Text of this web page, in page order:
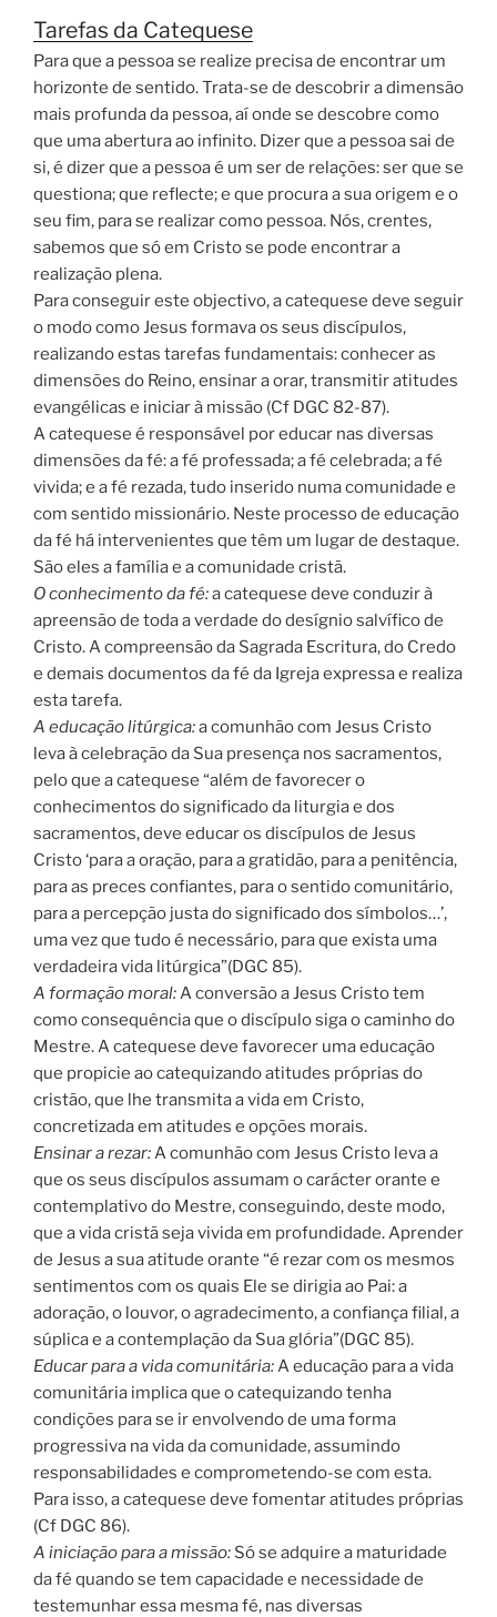
Tarefas da Catequese
Para que a pessoa se realize precisa de encontrar um
horizonte de sentido. Trata-se de descobrir a dimensão
mais profunda da pessoa, aí onde se descobre como
que uma abertura ao infinito. Dizer que a pessoa sai de
si, é dizer que a pessoa é um ser de relações: ser que se
questiona; que reflecte; e que procura a sua origem e o
seu fim, para se realizar como pessoa. Nós, crentes,
sabemos que só em Cristo se pode encontrar a
realização plena.
Para conseguir este objectivo, a catequese deve seguir
o modo como Jesus formava os seus discípulos,
realizando estas tarefas fundamentais: conhecer as
dimensões do Reino, ensinar a orar, transmitir atitudes
evangélicas e iniciar à missão (Cf DGC 82-87).
A catequese é responsável por educar nas diversas
dimensões da fé: a fé professada; a fé celebrada; a fé
vivida; e a fé rezada, tudo inserido numa comunidade e
com sentido missionário. Neste processo de educação
da fé há intervenientes que têm um lugar de destaque.
São eles a família e a comunidade cristã.
O conhecimento da fé:a catequese deve conduzir à
apreensão de toda a verdade do desígnio salvífico de
Cristo. A compreensão da Sagrada Escritura, do Credo
e demais documentos da fé da Igreja expressa e realiza
esta tarefa.
A educação litúrgica:a comunhão com Jesus Cristo
leva à celebração da Sua presença nos sacramentos,
pelo que a catequese “além de favorecer o
conhecimentos do significado da liturgia e dos
sacramentos, deve educar os discípulos de Jesus
Cristo ‘para a oração, para a gratidão, para a penitência,
para as preces confiantes, para o sentido comunitário,
para a percepção justa do significado dos símbolos…’,
uma vez que tudo é necessário, para que exista uma
verdadeira vida litúrgica”(DGC 85).
A formação moral:A conversão a Jesus Cristo tem
como consequência que o discípulo siga o caminho do
Mestre. A catequese deve favorecer uma educação
que propicie ao catequizando atitudes próprias do
cristão, que lhe transmita a vida em Cristo,
concretizada em atitudes e opções morais.
Ensinar a rezar:A comunhão com Jesus Cristo leva a
que os seus discípulos assumam o carácter orante e
contemplativo do Mestre, conseguindo, deste modo,
que a vida cristã seja vivida em profundidade. Aprender
de Jesus a sua atitude orante “é rezar com os mesmos
sentimentos com os quais Ele se dirigia ao Pai: a
adoração, o louvor, o agradecimento, a confiança filial, a
súplica e a contemplação da Sua glória”(DGC 85).
Educar para a vida comunitária:A educação para a vida
comunitária implica que o catequizando tenha
condições para se ir envolvendo de uma forma
progressiva na vida da comunidade, assumindo
responsabilidades e comprometendo-se com esta.
Para isso, a catequese deve fomentar atitudes próprias
(Cf DGC 86).
A iniciação para a missão: Só se adquire a maturidade
da fé quando se tem capacidade e necessidade de
testemunhar essa mesma fé, nas diversas